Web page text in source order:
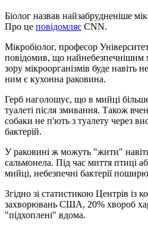
Біолог назвав найзабрудненіше
Про це повідомляє CNN.
Мікробіолог, професор
повідомив, що найнебезпечнішим
зору мікроорганізмів буде навіть
ним є кухонна раковина.
Герб наголошує, що в мийці
туалеті після змивання. Також
собаки не п'ють з туалету через
бактерій.
У раковині ж можуть "жити"
сальмонела. Під час миття птиці
мийці, небезпечні бактерії
Згідно зі статистикою Центрів із
захворювань США, 20% хвороб
"підхоплені" вдома.